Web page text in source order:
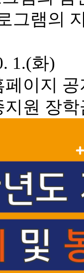
그램의
1.(화)
이지
원 장